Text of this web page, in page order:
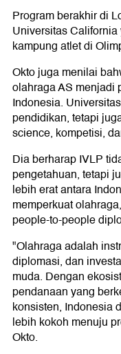
Program berakhir di
Universitas
kampung atlet di
Okto juga menilai
olahraga AS menjadi
Indonesia.
pendidikan, tetapi
science, kompetisi,
Dia berharap IVLP
pengetahuan, tetapi
lebih erat antara
memperkuat
people-to-people
"Olahraga adalah
diplomasi, dan
muda. Dengan
pendanaan yang
konsisten, Indonesia
lebih kokoh menuju
Okto.